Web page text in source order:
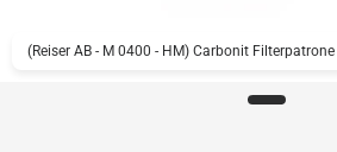
(Reiser AB - M 0400 - HM) Carbonit